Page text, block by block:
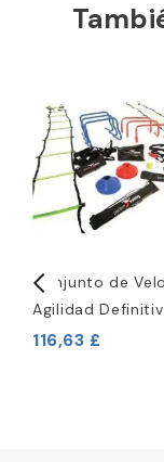
Conjunto de
Agilidad
116,63 £